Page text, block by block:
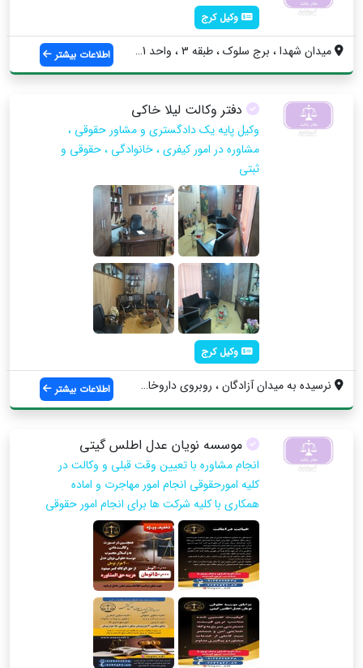
وکیل کرج
میدان شهدا ، برج سلوک ، طبقه 3 ، واحد 21... اطلاعات بیشتر
دفتر وکالت لیلا خاکی
وکیل پایه یک دادگستری و مشاور حقوقی ،
مشاوره در امور کیفری ، خانوادگی ، حقوقی و
ثبتی
وکیل کرج
نرسیده به میدان آزادگان ، روبروی داروخان... اطلاعات بیشتر
موسسه نویان عدل اطلس گیتی
انجام مشاوره با تعیین وقت قبلی و وکالت در
کلیه امورحقوقی انجام امور مهاجرت و اماده
همکاری با کلیه شرکت ها برای انجام امور حقوقی